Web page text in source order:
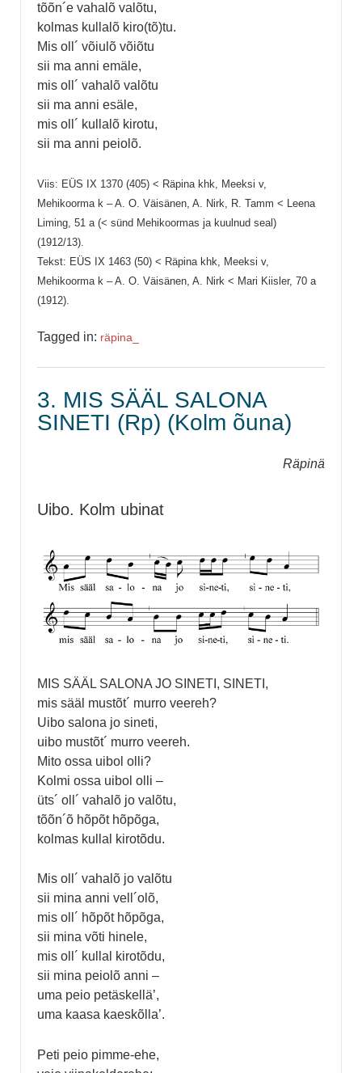
tõõn´e vahalõ valõtu,
kolmas kullalõ kiro(tõ)tu.
Mis oll´ võiulõ võiõtu
sii ma anni emäle,
mis oll´ vahalõ valõtu
sii ma anni esäle,
mis oll´ kullalõ kirotu,
sii ma anni peiolõ.
Viis: EÜS IX 1370 (405) < Räpina khk, Meeksi v,
Mehikoorma k – A. O. Väisänen, A. Nirk, R. Tamm < Leena
Liming, 51 a (< sünd Mehikoormas ja kuulnud seal)
(1912/13).
Tekst: EÜS IX 1463 (50) < Räpina khk, Meeksi v,
Mehikoorma k – A. O. Väisänen, A. Nirk < Mari Kiisler, 70 a
(1912).
Tagged in: räpina_
3. MIS SÄÄL SALONA
SINETI (Rp) (Kolm õuna)
Räpinä
Uibo. Kolm ubinat
MIS SÄÄL SALONA JO SINETI, SINETI,
mis sääl mustõt´ murro veereh?
Uibo salona jo sineti,
uibo mustõt´ murro veereh.
Mito ossa uibol olli?
Kolmi ossa uibol olli –
üts´ oll´ vahalõ jo valõtu,
tõõn´õ hõpõt hõpõga,
kolmas kullal kirotõdu.
Mis oll´ vahalõ jo valõtu
sii mina anni vell´olõ,
mis oll´ hõpõt hõpõga,
sii mina võti hinele,
mis oll´ kullal kirotõdu,
sii mina peiolõ anni –
uma peio petäskellä’,
uma kaasa kaeskõlla’.
Peti peio pimme-ehe,